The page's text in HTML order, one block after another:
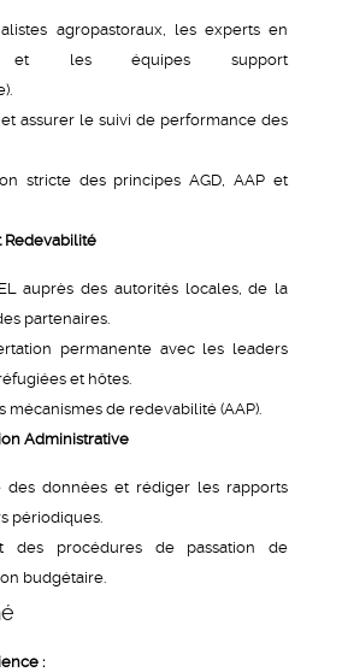
agropastoraux, les experts en
et les équipes support
assurer le suivi de performance des
stricte des principes AGD, AAP et
Redevabilité
auprès des autorités locales, de la
partenaires.
permanente avec les leaders
et hôtes.
de redevabilité (AAP).
Administrative
des données et rédiger les rapports
périodiques.
des procédures de passation de
budgétaire.
: